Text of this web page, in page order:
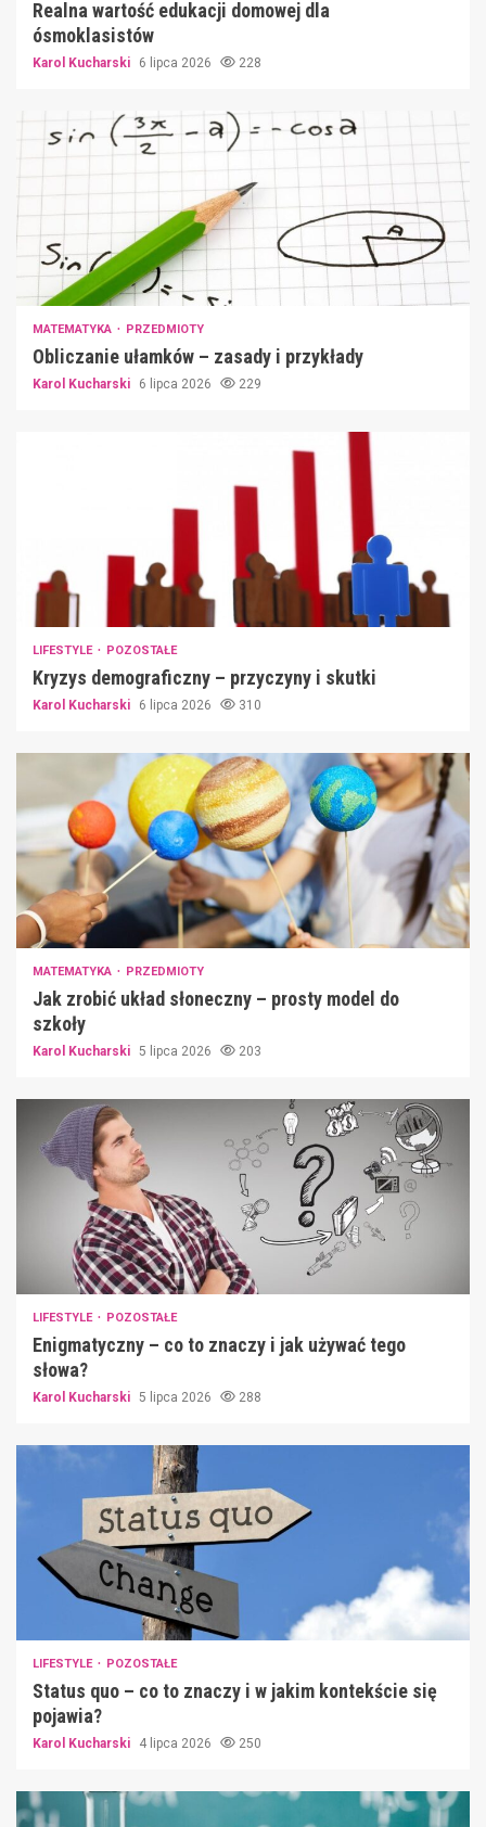
Realna wartość edukacji domowej dla
ósmoklasistów
Karol Kucharski 6 lipca 2026 228
MATEMATYKA PRZEDMIOTY
Obliczanie ułamków – zasady i przykłady
Karol Kucharski 6 lipca 2026 229
LIFESTYLE POZOSTAŁE
Kryzys demograficzny – przyczyny i skutki
Karol Kucharski 6 lipca 2026 310
MATEMATYKA PRZEDMIOTY
Jak zrobić układ słoneczny – prosty model do
szkoły
Karol Kucharski 5 lipca 2026 203
LIFESTYLE POZOSTAŁE
Enigmatyczny – co to znaczy i jak używać tego
słowa?
Karol Kucharski 5 lipca 2026 288
LIFESTYLE POZOSTAŁE
Status quo – co to znaczy i w jakim kontekście się
pojawia?
Karol Kucharski 4 lipca 2026 250